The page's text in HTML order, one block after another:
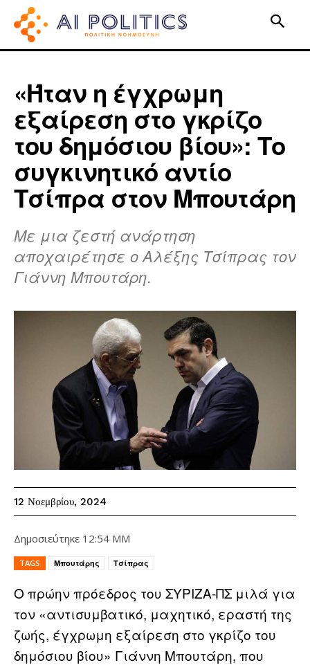
«Ήταν η έγχρωμη
εξαίρεση στο γκρίζο
του δημόσιου βίου»: Το
συγκινητικό αντίο
Τσίπρα στον Μπουτάρη
Με μια ζεστή ανάρτηση
αποχαιρέτησε ο Αλέξης Τσίπρας τον
Γιάννη Μπουτάρη.
12 Νοεμβρίου, 2024
Δημοσιεύτηκε 12:54 ΜΜ
TAGS Μπουτάρης Τσίπρας
Ο πρώην πρόεδρος του ΣΥΡΙΖΑ-ΠΣ μιλά για
τον «αντισυμβατικό, μαχητικό, εραστή της
ζωής, έγχρωμη εξαίρεση στο γκρίζο του
δημόσιου βίου» Γιάννη Μπουτάρη, που